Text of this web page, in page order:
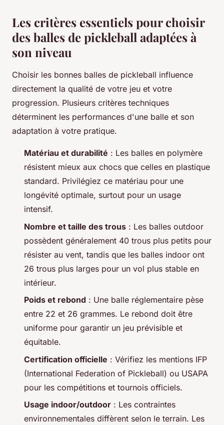
Les critères essentiels pour choisir
des balles de pickleball adaptées à
son niveau
Choisir les bonnes balles de pickleball influence
directement la qualité de votre jeu et votre
progression. Plusieurs critères techniques
déterminent les performances d'une balle et son
adaptation à votre pratique.
Matériau et durabilité : Les balles en polymère
résistent mieux aux chocs que celles en plastique
standard. Privilégiez ce matériau pour une
longévité optimale, surtout pour un usage
intensif.
Nombre et taille des trous : Les balles outdoor
possèdent généralement 40 trous plus petits pour
résister au vent, tandis que les balles indoor ont
26 trous plus larges pour un vol plus stable en
intérieur.
Poids et rebond : Une balle réglementaire pèse
entre 22 et 26 grammes. Le rebond doit être
uniforme pour garantir un jeu prévisible et
équitable.
Certification officielle : Vérifiez les mentions IFP
(International Federation of Pickleball) ou USAPA
pour les compétitions et tournois officiels.
Usage indoor/outdoor : Les contraintes
environnementales diffèrent selon le terrain. Les